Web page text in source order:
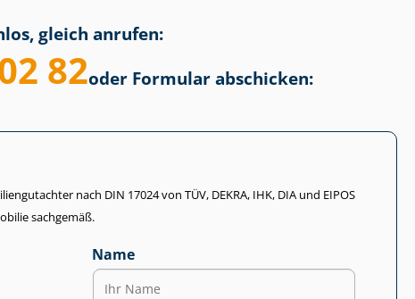
gleich anrufen:
82oder Formular abschicken:
nach DIN 17024 von TÜV, DEKRA, IHK, DIA und EIPOS
sachgemäß.
Name